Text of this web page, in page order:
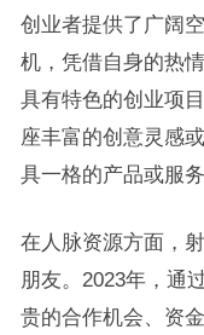
创业者提供了广阔
机，凭借自身的热
具有特色的创业项
座丰富的创意灵感
具一格的产品或服务
在人脉资源方面，
朋友。2023年，通
贵的合作机会、资